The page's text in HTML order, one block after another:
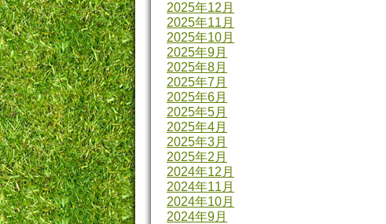
2025年12月
2025年11月
2025年10月
2025年9月
2025年8月
2025年7月
2025年6月
2025年5月
2025年4月
2025年3月
2025年2月
2024年12月
2024年11月
2024年10月
2024年9月